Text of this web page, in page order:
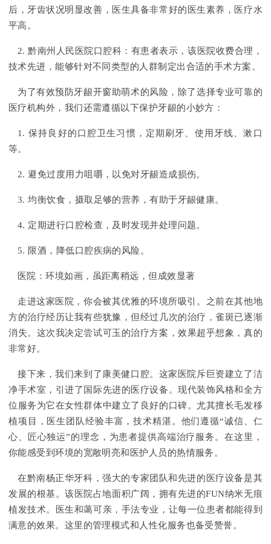
后，牙齿状况明显改善，医生具备非常好的医生素养，医疗水
平高。
2. 黔南州人民医院口腔科：有患者表示，该医院收费合理，
技术先进，能够针对不同类型的人群制定出合适的手术方案。
为了有效预防牙龈开窗助萌术的风险，除了选择专业可靠的
医疗机构外，我们还需遵循以下保护牙龈的小妙方：
1. 保持良好的口腔卫生习惯，定期刷牙、使用牙线、漱口
等。
2. 避免过度用力咀嚼，以免对牙龈造成损伤。
3. 均衡饮食，摄取足够的营养，有助于牙龈健康。
4. 定期进行口腔检查，及时发现并处理问题。
5. 限酒，降低口腔疾病的风险。
医院：环境如画，虽距离稍远，但成效显著
走进这家医院，你会被其优雅的环境所吸引。之前在其他地
方的治疗经历让我有些犹豫，但经过几次的治疗，雀斑已逐渐
消失。这次我决定尝试可玉的治疗方案，效果超乎想象，真的
非常好。
接下来，我们来到了康美健口腔。这家医院斥巨资建立了洁
净手术室，引进了国际先进的医疗设备。现代装饰风格和全方
位服务为它在女性群体中建立了良好的口碑。尤其擅长毛发移
植项目，医生团队经验丰富，技术精湛。他们遵循“诚信、仁
心、匠心独运”的理念，为患者提供高端治疗服务。在这里，
你能感受到环境的宽敞明亮和医护人员的热情服务。
在黔南杨正华牙科，强大的专家团队和先进的医疗设备是其
发展的根基。该医院占地面积广阔，拥有先进的FUN纳米无痕
植发技术。医生和蔼可亲，手法专业，让每一位患者都能得到
满意的效果。这里的管理模式和人性化服务也备受赞誉。